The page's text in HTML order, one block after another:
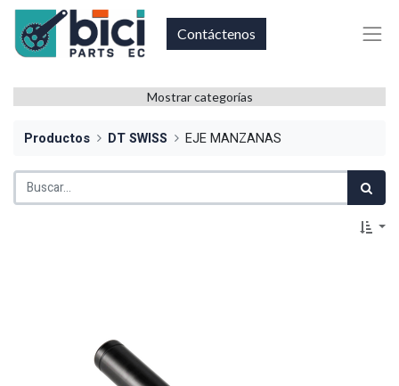
Contáctenos
Mostrar categorías
Productos DT SWISS EJE MANZANAS